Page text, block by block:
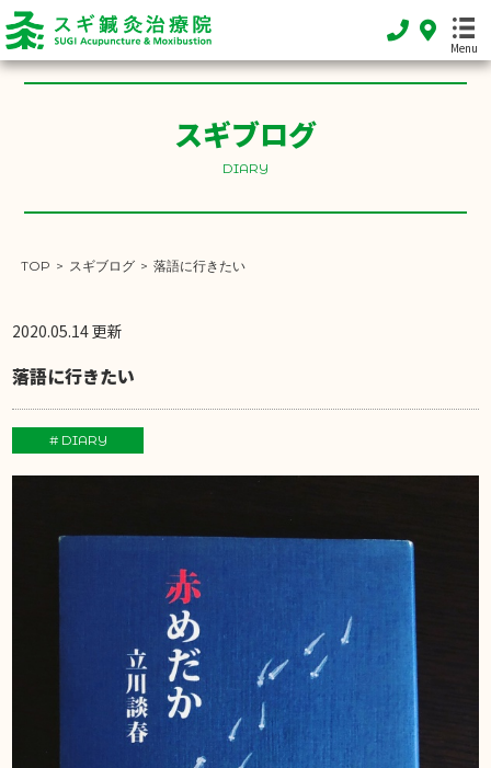
Menu
ホーム
HOME
FEATURE
スギブログ
DIARY
TOP > スギブログ > 落語に行きたい
2020.05.14 更新
落語に行きたい
# DIARY